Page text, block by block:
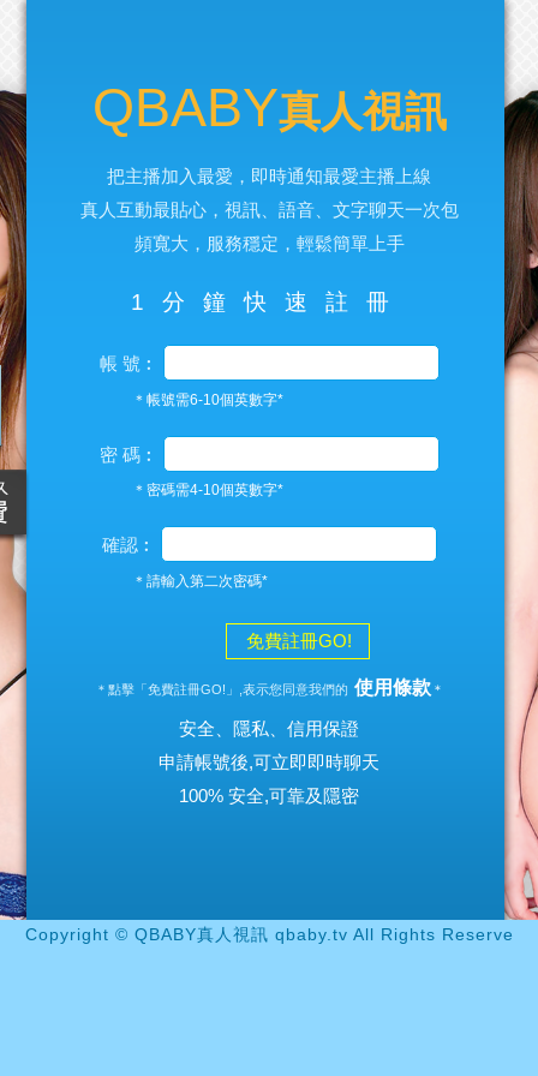
QBABY真人視訊
把主播加入最愛，即時通知最愛主播上線
真人互動最貼心，視訊、語音、文字聊天一次包
頻寬大，服務穩定，輕鬆簡單上手
1分鐘快速註冊
帳 號︰
＊帳號需6-10個英數字*
密 碼︰
＊密碼需4-10個英數字*
確認︰
＊請輸入第二次密碼*
免費註冊GO!
＊點擊「免費註冊GO!」,表示您同意我們的 使用條款＊
安全、隱私、信用保證
申請帳號後,可立即即時聊天
100% 安全,可靠及隱密
Copyright © QBABY真人視訊 qbaby.tv All Rights Reserve